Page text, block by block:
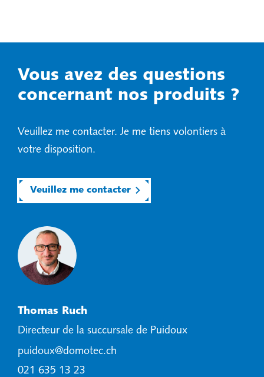
Vous avez des questions
concernant nos produits ?
Veuillez me contacter. Je me tiens volontiers à
votre disposition.
Veuillez me contacter
Thomas Ruch
Directeur de la succursale de Puidoux
puidoux@domotec.ch
021 635 13 23